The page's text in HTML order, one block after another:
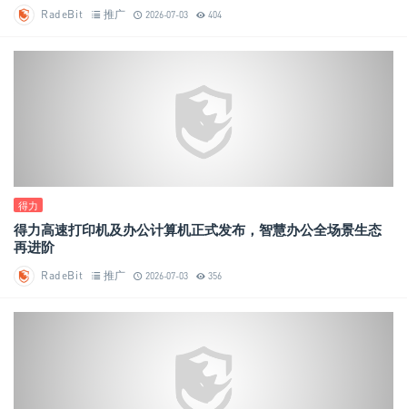
RadeBit 推广 2026-07-03 404
得力
得力高速打印机及办公计算机正式发布，智慧办公全场景生态
再进阶
RadeBit 推广 2026-07-03 356